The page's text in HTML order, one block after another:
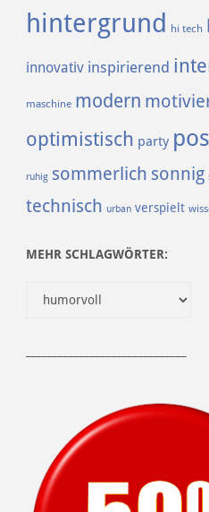
hintergrund hi tech
innovativ inspirierend
maschine modern
optimistisch party
ruhig sommerlich sonnig
technisch urban verspielt
MEHR SCHLAGWÖRTER: